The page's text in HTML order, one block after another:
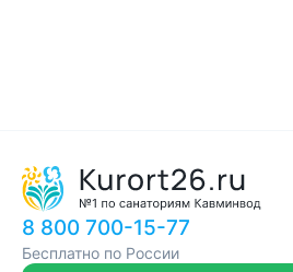
8 800 700-15-77
Бесплатно по России